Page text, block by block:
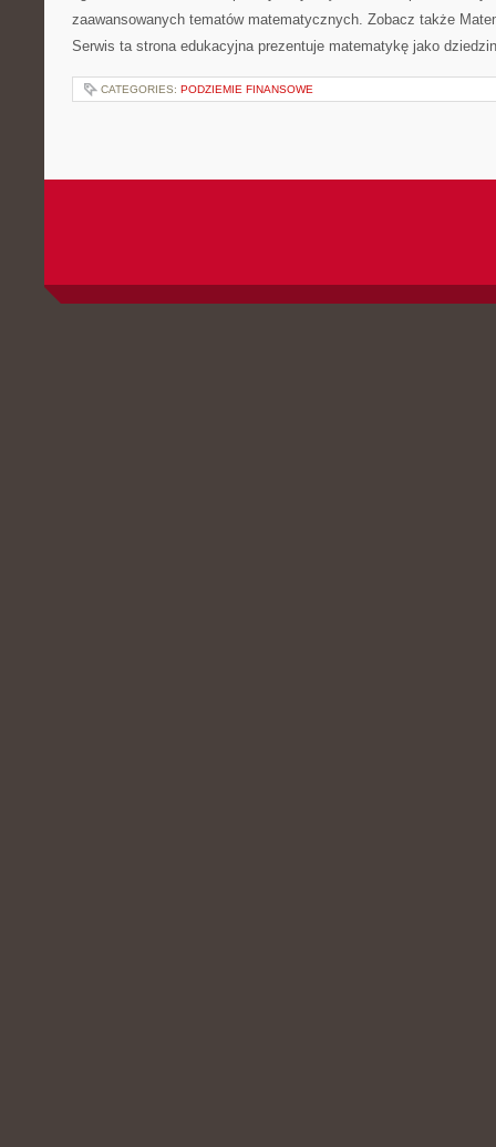
zaawansowanych tematów matematycznych. Zobacz także
Serwis ta strona edukacyjna prezentuje matematykę jako
CATEGORIES: PODZIEMIE FINANSOWE